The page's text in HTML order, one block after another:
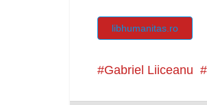
libhumanitas.ro
Gabriel Liiceanu